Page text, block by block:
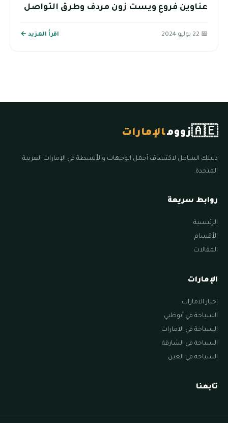
عناوين فروع ويست زون مردف وطرق التواصل
📅 22 يوليو 2024 اقرأ المزيد ←
🇦🇪زوومالإمارات
دليلك الشامل لاكتشاف أجمل الوجهات والأنشطة في الإمارات العربية
المتحدة.
روابط سريعة
الرئيسية
الأقسام
المقالات
الإمارات
اخبار الامارات
السياحة في أبوظبي
السياحة في الامارات
السياحة في الشارقة
السياحة في العين
تابعنا